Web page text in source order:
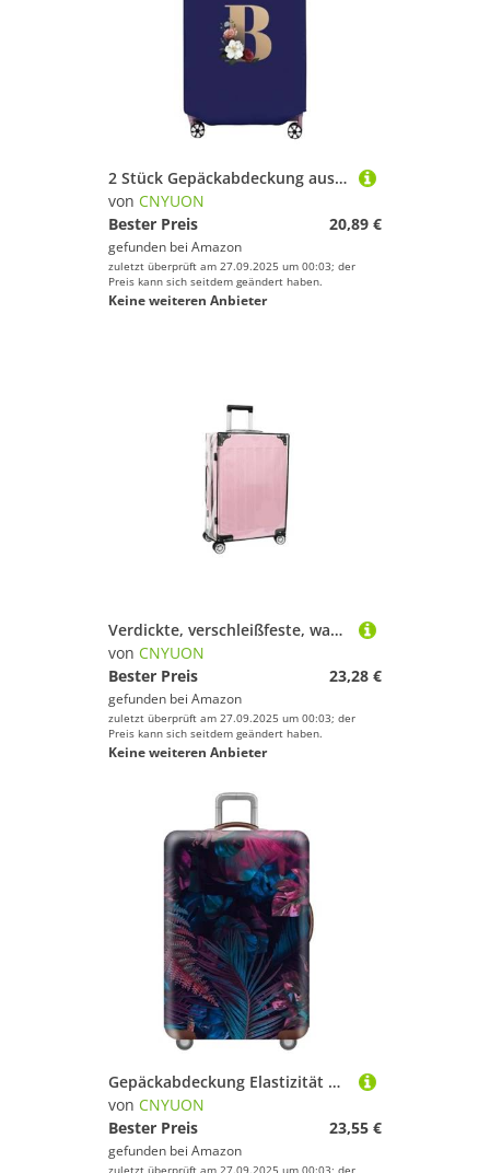
2 Stück Gepäckabdeckung aus Vliesstoff, Kofferschutz, Gepäck, Staubschutz, geeignet for 50,8–76, cm große Koffer mit goldenem Buchstabendruck(Blue B,28 inch)
von CNYUON
Bester Preis
20,89 €
gefunden bei Amazon
zuletzt überprüft am 27.09.2025 um 00:03; der
Preis kann sich seitdem geändert haben.
Keine weiteren Anbieter
Verdickte, verschleißfeste, wasserdichte Reisekoffer-Staubschutz-Gepäckschutzabdeckung, PVC-Reißverschluss, transparente Box-Abdeckung(26 inches)
von CNYUON
Bester Preis
23,28 €
gefunden bei Amazon
zuletzt überprüft am 27.09.2025 um 00:03; der
Preis kann sich seitdem geändert haben.
Keine weiteren Anbieter
Gepäckabdeckung Elastizität Gepäckschutzhüllen Geeignet for 18-32 Zoll verdickter Trolley Koffer Staubschutz(Mix Color E,S)
von CNYUON
Bester Preis
23,55 €
gefunden bei Amazon
zuletzt überprüft am 27.09.2025 um 00:03; der